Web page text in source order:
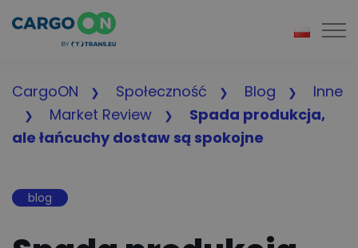
CargoON Społeczność Blog
Inne
Market Review
Spada produkcja,
ale łańcuchy dostaw są spokojne
blog